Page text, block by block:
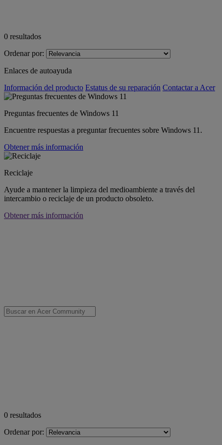
0 resultados
Ordenar por:
Enlaces de autoayuda
Información del producto Estatus de su reparación Contactar a Acer
Preguntas frecuentes de Windows 11
Encuentre respuestas a preguntar frecuentes sobre Windows 11.
Obtener más información
Reciclaje
Ayude a mantener la limpieza del medioambiente a través del
intercambio o reciclaje de un producto obsoleto.
Obtener más información
0 resultados
Ordenar por: